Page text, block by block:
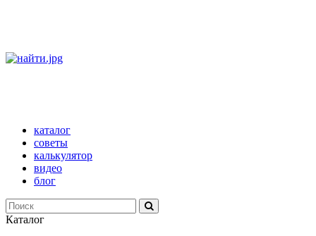
каталог
советы
калькулятор
видео
блог
Каталог